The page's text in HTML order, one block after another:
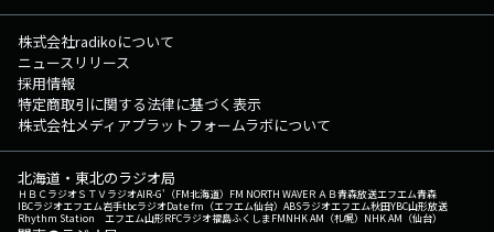
株式会社radikoについて
ニュースリリース
採用情報
特定商取引に関する法律に基づく表示
株式会社メディアプラットフォームラボについて
北海道・東北のラジオ局
ＨＢＣラジオＳＴＶラジオAIR-G'（FM北海道） FM NORTH WAVEＲＡＢ青森放送エフエム青森
IBCラジオエフエム岩手tbcラジオDate fm（エフエム仙台） ABSラジオエフエム秋田YBC山形放送
Rhythm Station エフエム山形RFCラジオ福島ふくしまFMNHK AM（札幌） NHK AM（仙台）